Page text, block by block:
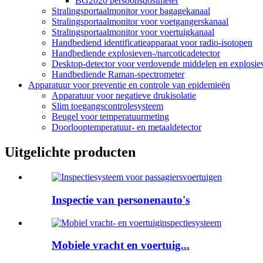
Stralingsportaalmonitor voor bagagekanaal
Stralingsportaalmonitor voor voetgangerskanaal
Stralingsportaalmonitor voor voertuigkanaal
Handbediend identificatieapparaat voor radio-isotopen
Handbediende explosieven-/narcoticadetector
Desktop-detector voor verdovende middelen en
Handbediende Raman-spectrometer
Apparatuur voor preventie en controle van epidemieën
Apparatuur voor negatieve drukisolatie
Slim toegangscontrolesysteem
Beugel voor temperatuurmeting
Doorlooptemperatuur- en metaaldetector
Uitgelichte producten
Inspectie van personenauto's
Mobiele vracht en voertuig...